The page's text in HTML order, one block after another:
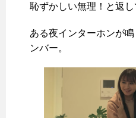
恥ずかしい無理！と返し
ある夜インターホンが
ンバー。